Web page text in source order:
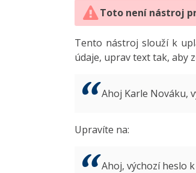
Toto není nástroj
Tento nástroj slouží k
údaje, uprav text tak, aby
Ahoj Karle Nováku,
Upravíte na:
Ahoj, výchozí heslo